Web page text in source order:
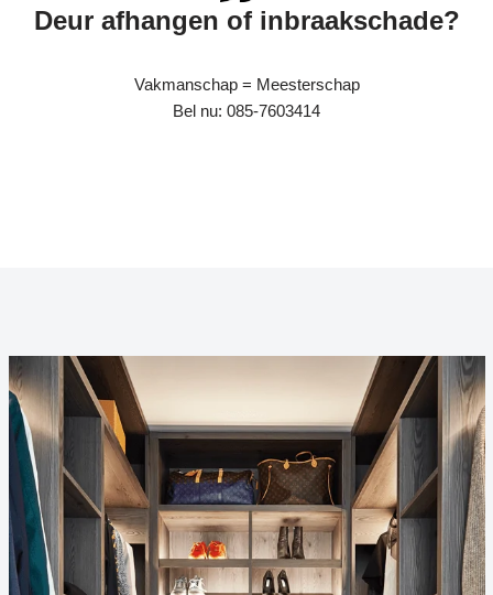
Deur afhangen of inbraakschade?
Vakmanschap = Meesterschap
Bel nu: 085-7603414